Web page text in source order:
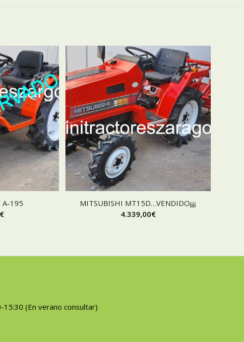
A-195
€
MITSUBISHI MT15D…VENDIDO¡¡¡¡
4.339,00€
15:30 (En verano consultar)